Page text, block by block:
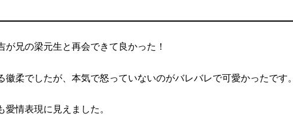
が兄の梁元生と再会できて良かった！
柔でしたが、本気で怒っていないのがバレバレで可愛かったです。
愛情表現に見えました。